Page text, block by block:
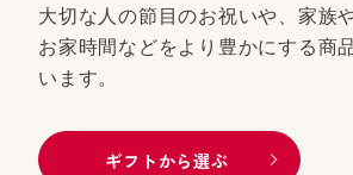
大切な人の節目のお祝いや、家族
お家時間などをより豊かにする商
います。
ギフトから選ぶ